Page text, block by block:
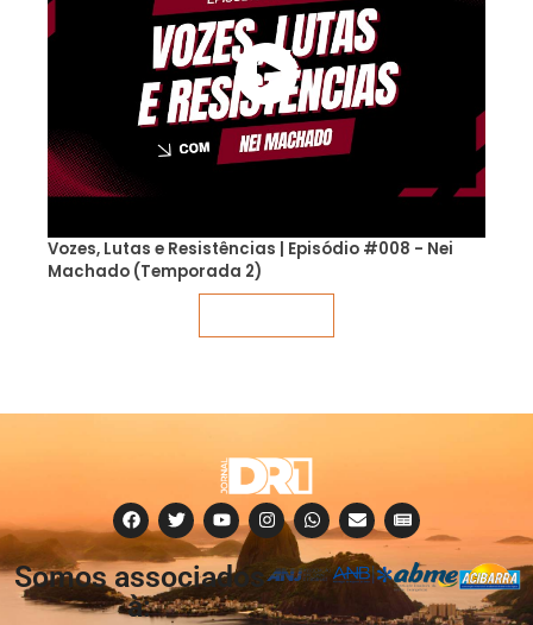
Vozes, Lutas e Resistências | Episódio #008 - Nei
Machado (Temporada 2)
Somos associados
à: